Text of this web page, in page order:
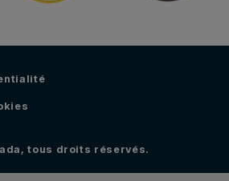
tous droits réservés.